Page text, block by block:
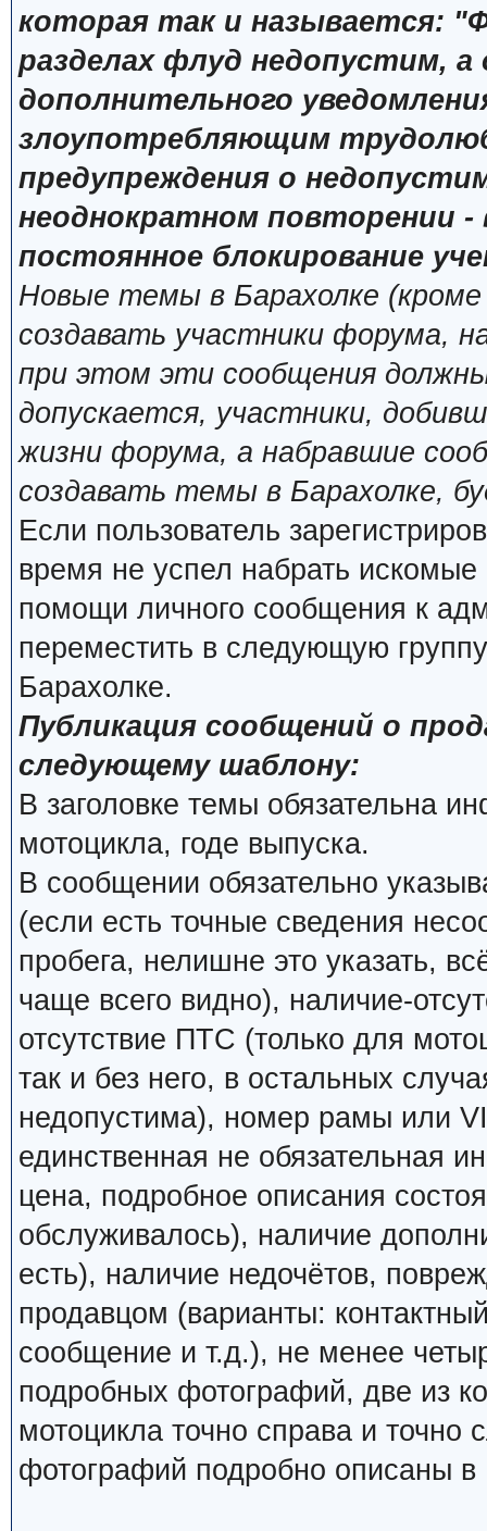
которая так и называется:
разделах флуд недопустим,
дополнительного
злоупотребляющим
предупреждения о
неоднократном повторении
постоянное блокирование
Новые темы в Барахолке
создавать участники форума,
при этом эти сообщения
допускается, участники,
жизни форума, а набравшие
создавать темы в Барахолке,
Если пользователь
время не успел набрать
помощи личного сообщения к
переместить в следующую
Барахолке.
Публикация сообщений о
следующему шаблону:
В заголовке темы обязательна
мотоцикла, годе выпуска.
В сообщении обязательно
(если есть точные сведения
пробега, нелишне это указать,
чаще всего видно), наличие-
отсутствие ПТС (только для
так и без него, в остальных
недопустима), номер рамы или
единственная не обязательная
цена, подробное описания
обслуживалось), наличие
есть), наличие недочётов,
продавцом (варианты:
сообщение и т.д.), не менее
подробных фотографий, две из
мотоцикла точно справа и
фотографий подробно описаны